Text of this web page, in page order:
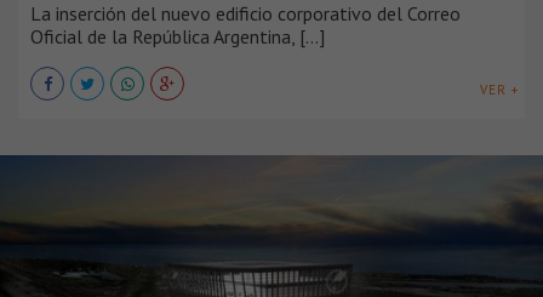
La inserción del nuevo edificio corporativo del Correo
Oficial de la República Argentina, [...]
VER +